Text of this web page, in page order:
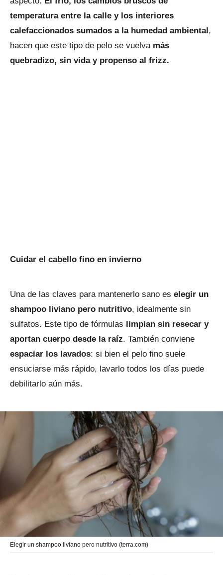
temperatura entre la calle y los interiores
calefaccionados sumados a la humedad ambiental,
hacen que este tipo de pelo se vuelva más
quebradizo, sin vida y propenso al frizz.
Cuidar el cabello fino en invierno
Una de las claves para mantenerlo sano es elegir un
shampoo liviano pero nutritivo, idealmente sin
sulfatos. Este tipo de fórmulas limpian sin resecar y
aportan cuerpo desde la raíz. También conviene
espaciar los lavados: si bien el pelo fino suele
ensuciarse más rápido, lavarlo todos los días puede
debilitarlo aún más.
Elegir un shampoo liviano pero nutritivo (terra.com)